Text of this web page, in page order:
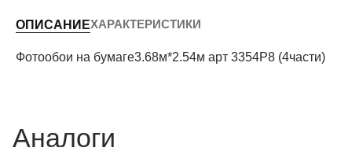
Периметр комнаты (м)
ОПИСАНИЕХАРАКТЕРИСТИКИ
Фотообои на бумаге3.68м*2.54м арт 3354P8 (4части)
Аналоги